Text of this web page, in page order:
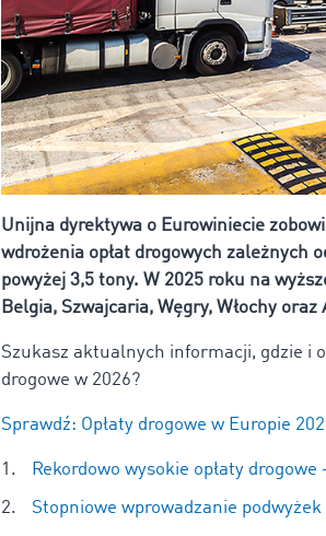
Unijna dyrektywa o Eurowiniecie
wdrożenia opłat drogowych zależnych
powyżej 3,5 tony. W 2025 roku na
Belgia, Szwajcaria, Węgry, Włochy oraz
Szukasz aktualnych informacji, gdzie i
drogowe w 2026?
Sprawdź: Opłaty drogowe w Europie
Rekordowo wysokie opłaty drogowe
Stopniowe wprowadzanie